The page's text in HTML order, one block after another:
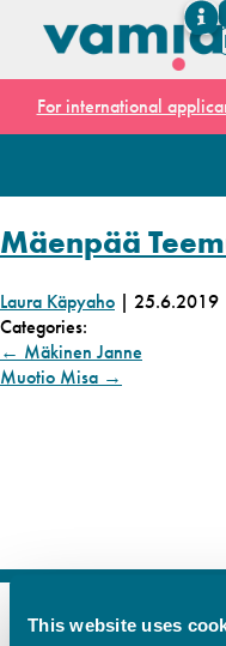
This website uses
For international
Mäenpää
Laura Käpyaho | 25.6.2019
Categories:
← Mäkinen Janne
Muotio Misa →